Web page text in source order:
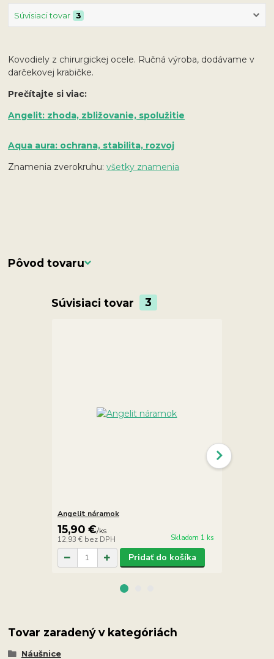
Súvisiaci tovar 3
Kovodiely z chirurgickej ocele. Ručná výroba, dodávame v
darčekovej krabičke.
Prečítajte si viac:
Angelit: zhoda, zbližovanie, spolužitie
Aqua aura: ochrana, stabilita, rozvoj
Znamenia zverokruhu:všetky znamenia
Pôvod tovaru
Súvisiaci tovar 3
Angelit náramok
15,90 €/ks
12,93 € bez DPH Skladom 1 ks
Pridať do košíka
Tovar zaradený v kategóriách
Náušnice